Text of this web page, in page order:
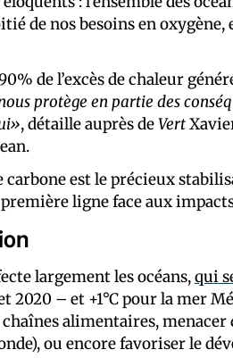
de nos besoins en
de l’excès de chaleur
protège en partie des
, détaille auprès deVert
est le précieux
première ligne face aux
largement les océans,qui
2020 – et +1°C pour la mer
alimentaires, menacer
ou encore favoriser le